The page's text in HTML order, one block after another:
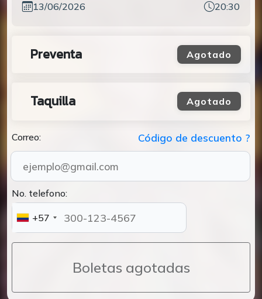
13/06/2026 20:30
Preventa Agotado
Taquilla Agotado
Correo: Código de descuento ?
No. telefono:
+57
Boletas agotadas